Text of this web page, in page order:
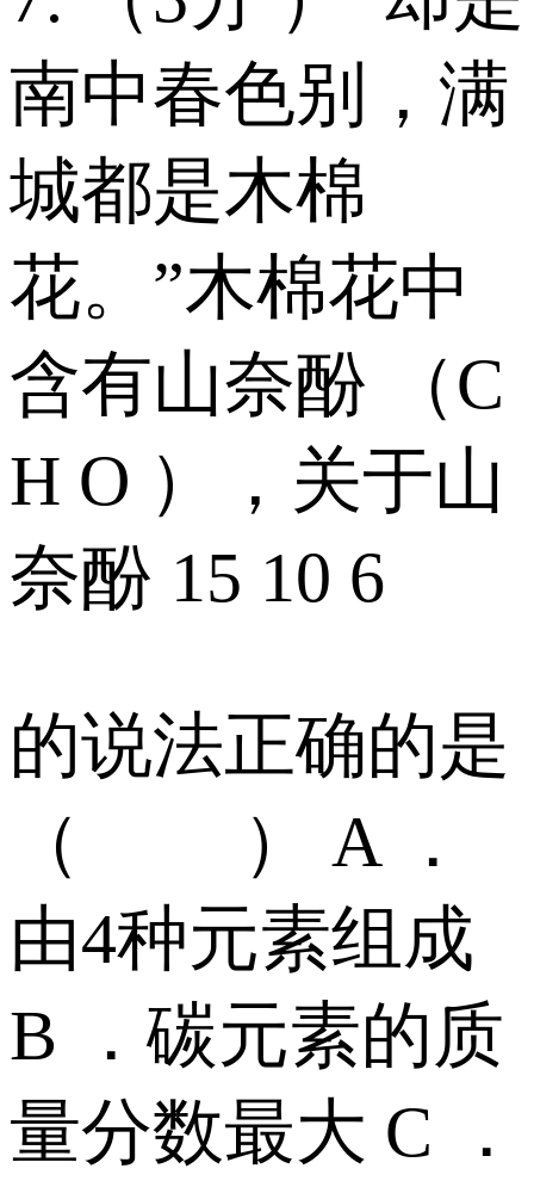
南中春色别，满
城都是木棉
花。”木棉花中
含有山奈酚 （C
H O ），关于山
奈酚 15 10 6
的说法正确的是
（ ） A ．
由4种元素组成
B ．碳元素的质
量分数最大 C ．